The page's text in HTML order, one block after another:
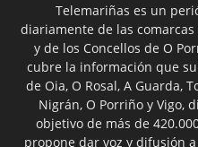
Telemariñas es un
diariamente de las
y de los Concellos de O
cubre la información que
de Oia, O Rosal, A Guarda,
Nigrán, O Porriño y Vigo,
objetivo de más de
propone dar voz y difusión